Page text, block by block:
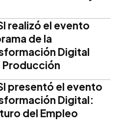
realizó el evento
de la
Digital
Producción
presentó el evento
Digital:
del Empleo